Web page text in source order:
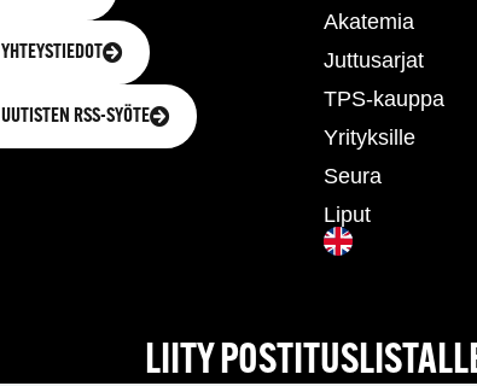
YHTEYSTIEDOT
UUTISTEN RSS-SYÖTE
Akatemia
Juttusarjat
TPS-kauppa
Yrityksille
Seura
Liput
LIITY